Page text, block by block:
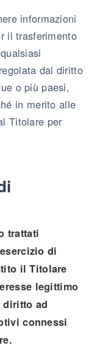
informazioni
il trasferimento
dal diritto
o più paesi,
in merito alle
Titolare per
trattati
di
il Titolare
legittimo
diritto ad
connessi